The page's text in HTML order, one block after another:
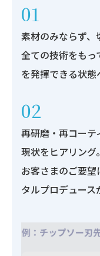
01
素材のみならず、
全ての技術をもっ
を発揮できる状態
02
再研磨・再コー
現状をヒアリング。
お客さまのご要
タルプロデュース